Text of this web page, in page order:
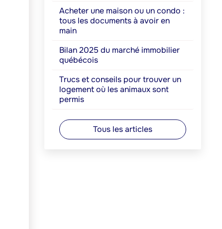
Acheter une maison ou un condo :
tous les documents à avoir en
main
Bilan 2025 du marché immobilier
québécois
Trucs et conseils pour trouver un
logement où les animaux sont
permis
Tous les articles